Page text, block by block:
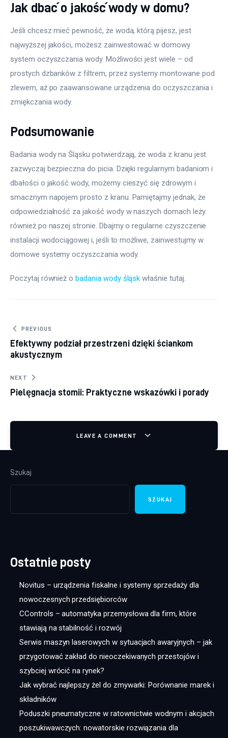
Jak dbać o jakość wody w domu?
Jeśli chcesz mieć pewność, że woda, którą pijesz, jest
najwyższej jakości, możesz zainwestować w domowy
system oczyszczania wody. Możliwości jest wiele – od
prostych dzbanków z filtrem, przez systemy montowane pod
zlewem, aż po zaawansowane urządzenia do oczyszczania i
zmiękczania wody.
Podsumowanie
Badania wody na Śląsku potwierdzają, że woda z kranu jest
zazwyczaj bezpieczna do picia. Dzięki regularnym badaniom i
dbałości o jakość wody, możemy cieszyć się zdrowym i
smacznym napojem prosto z kranu. Pamiętajmy jednak, że
odpowiedzialność za jakość wody w naszych domach leży
również po naszej stronie. Dbajmy o regularne czyszczenie
instalacji wodociągowej i, jeśli to możliwe, zainwestujmy w
domowe systemy oczyszczania wody.
Poczytaj również o badania wody śląsk właśnie tutaj.
Nawigacja wpisu
PREVIOUS
Efektywny podział przestrzeni dzięki ściankom
akustycznym
NEXT
Pielęgnacja stomii: Praktyczne wskazówki i porady
LEAVE A COMMENT
Szukaj
SZUKAJ
Ostatnie posty
Novitus – urządzenia fiskalne i systemy sprzedaży dla
nowoczesnych przedsiębiorców
CControls – automatyka przemysłowa dla firm, które
stawiają na stabilność i rozwój
Serwis maszyn laserowych w sytuacjach awaryjnych – jak
przygotować zakład do nieoczekiwanych przestojów i
szybciej wrócić na rynek?
Jak wybrać najlepszy żel do zmywarki: Porównanie marek i
składników
Poduszki pneumatyczne w ratownictwie wodnym i akcjach
poszukiwawczych: nowatorskie rozwiązania dla